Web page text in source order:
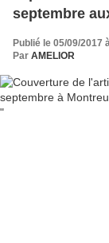
septembre
Publié le 05/09/2017
Par AMELIOR